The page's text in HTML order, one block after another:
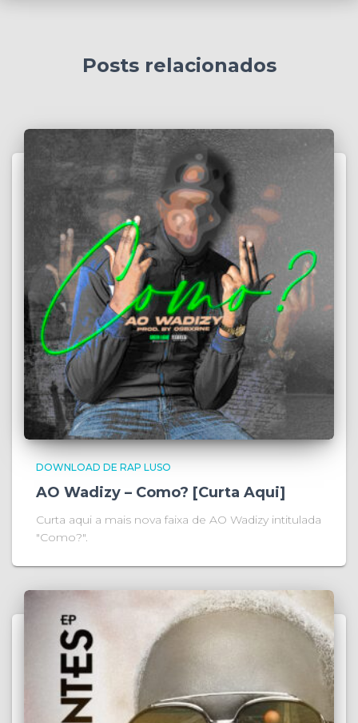
Posts relacionados
DOWNLOAD DE RAP LUSO
AO Wadizy – Como? [Curta Aqui]
Curta aqui a mais nova faixa de AO Wadizy intitulada
"Como?".